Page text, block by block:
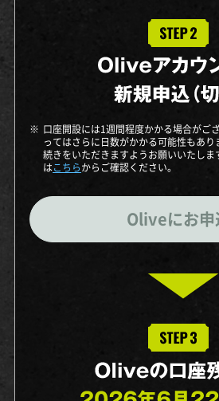
※ 口座開設には1週間程度かかる場合がご
ってはさらに日数がかかる可能性もあ
続きをいただきますようお願いいたし
はこちらからご確認ください。
Oliveにお申